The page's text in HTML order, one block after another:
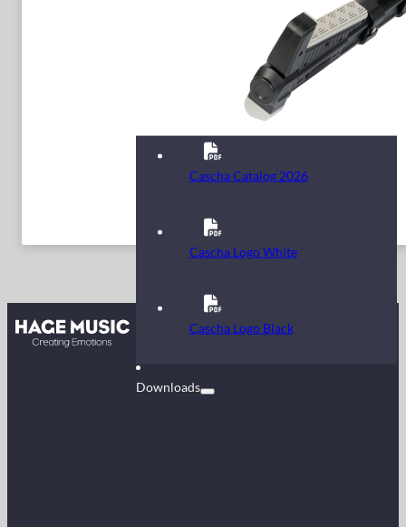
Kontakt
Downloads
Cascha Catalog 2026
Cascha Logo White
Cascha Logo Black